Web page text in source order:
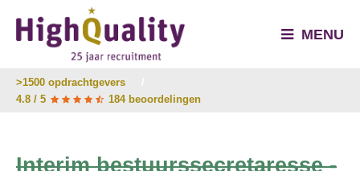
MENU
>1500 opdrachtgevers
4.8 / 5
184 beoordelingen
Interim bestuurssecretaresse -